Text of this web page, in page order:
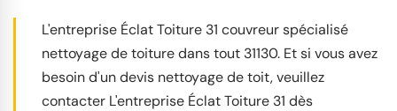
L'entreprise Éclat Toiture 31 couvreur spécialisé
nettoyage de toiture dans tout 31130. Et si vous avez
besoin d'un devis nettoyage de toit, veuillez
contacter L'entreprise Éclat Toiture 31 dès